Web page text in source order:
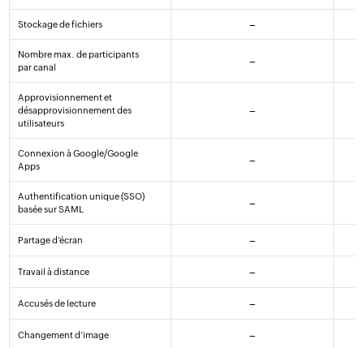
Stockage de fichiers –
Nombre max. de participants
par canal
–
Approvisionnement et
désapprovisionnement des
utilisateurs
–
Connexion à Google/Google
Apps
–
Authentification unique (SSO)
basée sur SAML
–
Partage d’écran –
Travail à distance –
Accusés de lecture –
Changement d’image –